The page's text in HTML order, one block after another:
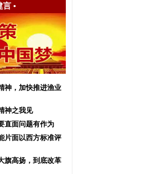
言•
神，加快推进渔业
神之我见
直面问题有作为
片面以西方标准评
旗高扬，到底改革